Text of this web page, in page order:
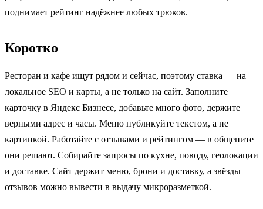
поднимает рейтинг надёжнее любых трюков.
Коротко
Ресторан и кафе ищут рядом и сейчас, поэтому ставка — на
локальное SEO и карты, а не только на сайт. Заполните
карточку в Яндекс Бизнесе, добавьте много фото, держите
верными адрес и часы. Меню публикуйте текстом, а не
картинкой. Работайте с отзывами и рейтингом — в общепите
они решают. Собирайте запросы по кухне, поводу, геолокации
и доставке. Сайт держит меню, брони и доставку, а звёзды
отзывов можно вывести в выдачу микроразметкой.